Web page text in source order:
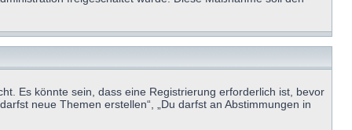
Es könnte sein, dass eine Registrierung erforderlich ist, bevor
neue Themen erstellen“, „Du darfst an Abstimmungen in